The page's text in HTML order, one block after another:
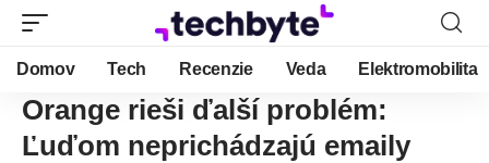
Domov Tech Recenzie Veda Elektromobilita
Orange rieši ďalší problém:
Ľuďom neprichádzajú emaily